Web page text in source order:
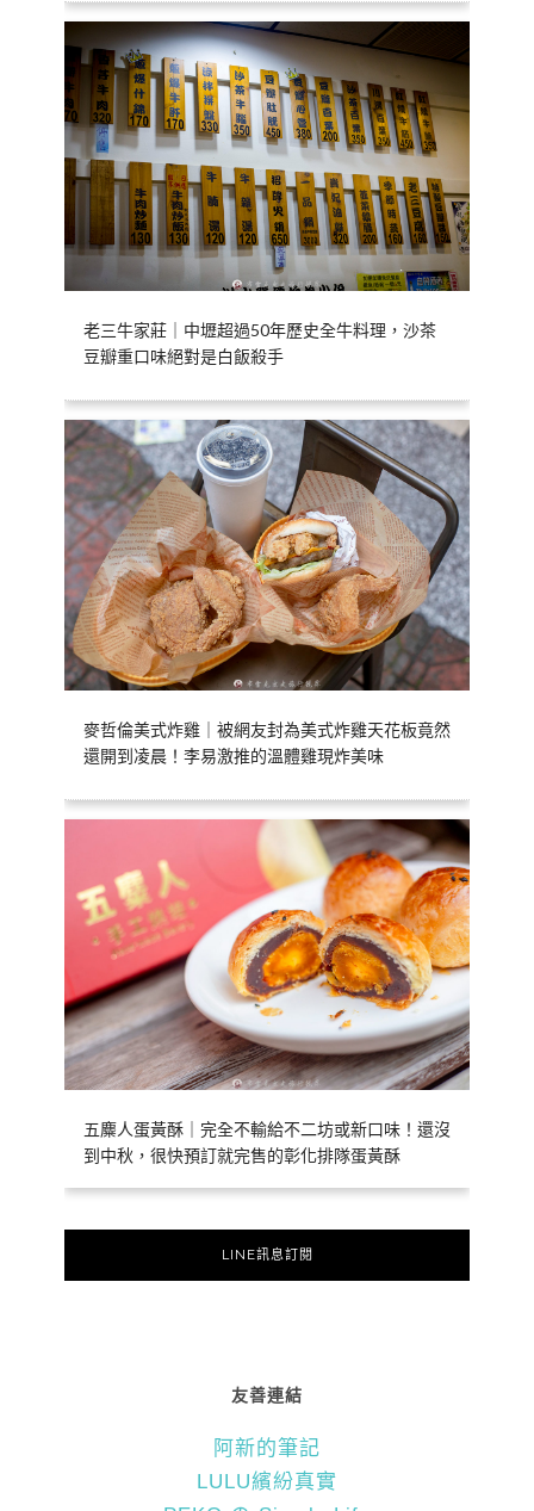
老三牛家莊｜中壢超過50年歷史全牛料理，沙茶
豆瓣重口味絕對是白飯殺手
麥哲倫美式炸雞｜被網友封為美式炸雞天花板竟然
還開到凌晨！李易激推的溫體雞現炸美味
五麋人蛋黃酥｜完全不輸給不二坊或新口味！還沒
到中秋，很快預訂就完售的彰化排隊蛋黃酥
LINE訊息訂閱
友善連結
阿新的筆記
LULU繽紛真實